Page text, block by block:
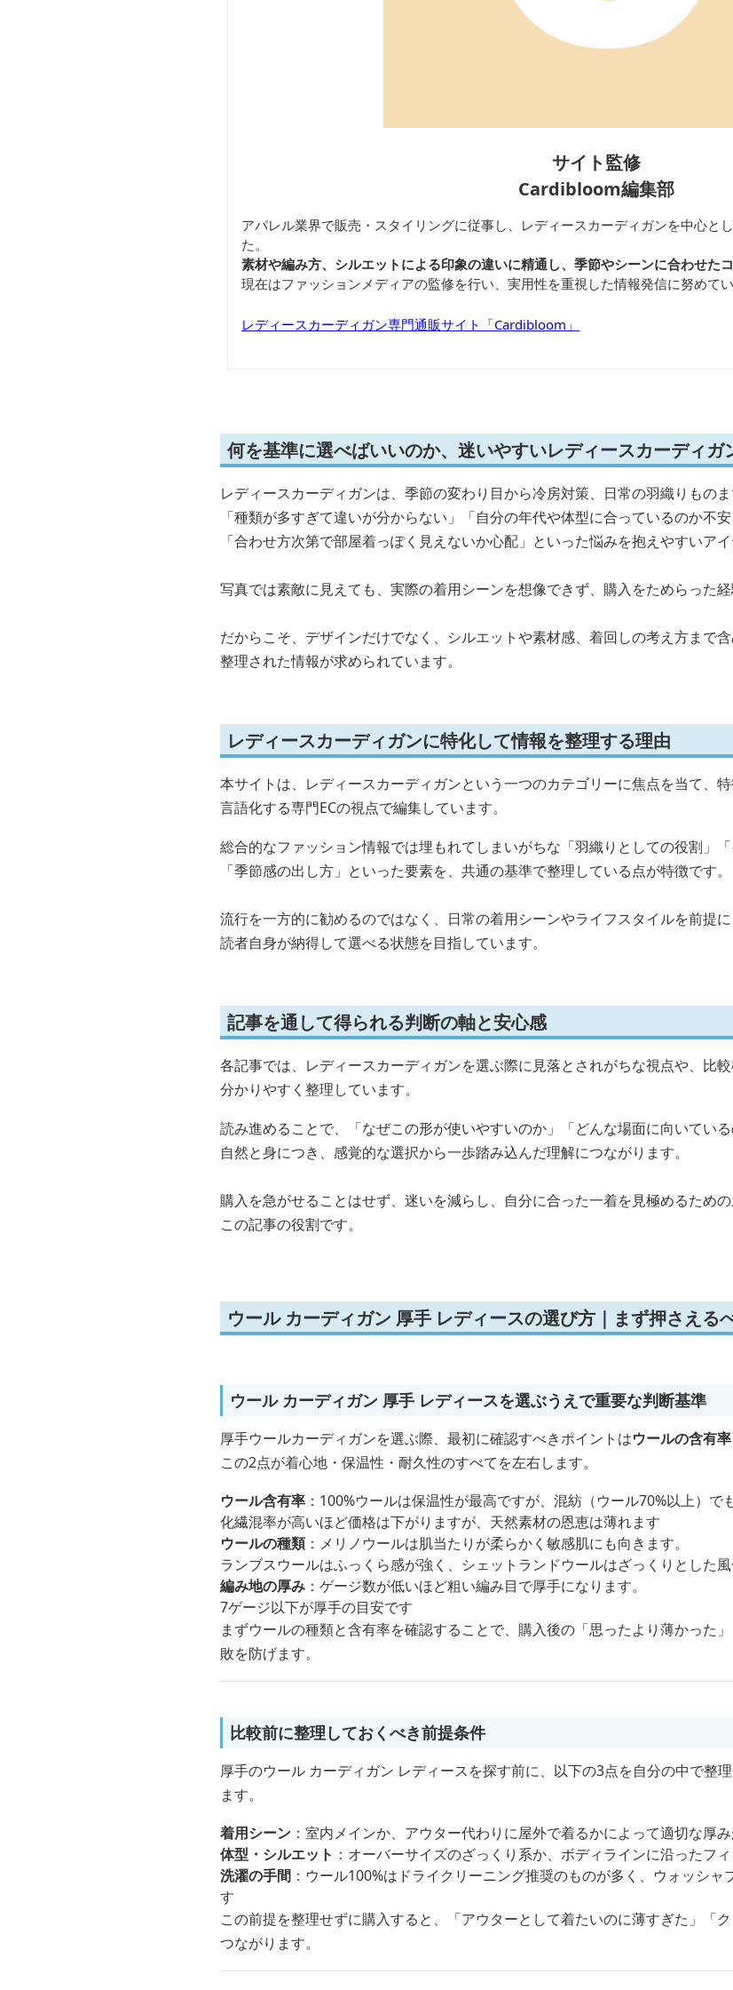
サイト監修
Cardibloom編集部
アパレル業界で販売・スタイリングに従事し、レディースカーディガンを中心と
た。
素材や編み方、シルエットによる印象の違いに精通し、季節やシーンに合わせた
現在はファッションメディアの監修を行い、実用性を重視した情報発信に努めてい
レディースカーディガン専門通販サイト「Cardibloom」
何を基準に選べばいいのか、迷いやすいレディースカーディガ
レディースカーディガンは、季節の変わり目から冷房対策、日常の羽織りものま
「種類が多すぎて違いが分からない」「自分の年代や体型に合っているのか不安
「合わせ方次第で部屋着っぽく見えないか心配」といった悩みを抱えやすいアイ
写真では素敵に見えても、実際の着用シーンを想像できず、購入をためらった
だからこそ、デザインだけでなく、シルエットや素材感、着回しの考え方まで
整理された情報が求められています。
レディースカーディガンに特化して情報を整理する理由
本サイトは、レディースカーディガンという一つのカテゴリーに焦点を当て、
言語化する専門ECの視点で編集しています。
総合的なファッション情報では埋もれてしまいがちな「羽織りとしての役割」
「季節感の出し方」といった要素を、共通の基準で整理している点が特徴です。
流行を一方的に勧めるのではなく、日常の着用シーンやライフスタイルを前提に
読者自身が納得して選べる状態を目指しています。
記事を通して得られる判断の軸と安心感
各記事では、レディースカーディガンを選ぶ際に見落とされがちな視点や、比
分かりやすく整理しています。
読み進めることで、「なぜこの形が使いやすいのか」「どんな場面に向いてい
自然と身につき、感覚的な選択から一歩踏み込んだ理解につながります。
購入を急がせることはせず、迷いを減らし、自分に合った一着を見極めるため
この記事の役割です。
ウール カーディガン 厚手 レディースの選び方｜まず押さえる
ウール カーディガン 厚手 レディースを選ぶうえで重要な判断基準
厚手ウールカーディガンを選ぶ際、最初に確認すべきポイントはウールの含有
この2点が着心地・保温性・耐久性のすべてを左右します。
ウール含有率 ：100%ウールは保温性が最高ですが、混紡（ウール70%以上）で
化繊混率が高いほど価格は下がりますが、天然素材の恩恵は薄れます
ウールの種類：メリノウールは肌当たりが柔らかく敏感肌にも向きます。
ランブスウールはふっくら感が強く、シェットランドウールはざっくりとした
編み地の厚み ：ゲージ数が低いほど粗い編み目で厚手になります。
7ゲージ以下が厚手の目安です
まずウールの種類と含有率を確認することで、購入後の「思ったより薄かった
敗を防げます。
比較前に整理しておくべき前提条件
厚手のウール カーディガン レディースを探す前に、以下の3点を自分の中で整
ます。
着用シーン ：室内メインか、アウター代わりに屋外で着るかによって適切な厚
体型・シルエット ：オーバーサイズのざっくり系か、ボディラインに沿ったフ
洗濯の手間 ：ウール100%はドライクリーニング推奨のものが多く、ウォッシ
す
この前提を整理せずに購入すると、「アウターとして着たいのに薄すぎた」「
つながります。